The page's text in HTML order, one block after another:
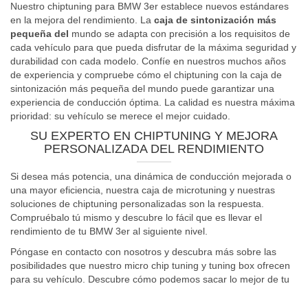
Nuestro chiptuning para BMW 3er establece nuevos estándares
en la mejora del rendimiento. La caja de sintonización más
pequeña del mundo se adapta con precisión a los requisitos de
cada vehículo para que pueda disfrutar de la máxima seguridad y
durabilidad con cada modelo. Confíe en nuestros muchos años
de experiencia y compruebe cómo el chiptuning con la caja de
sintonización más pequeña del mundo puede garantizar una
experiencia de conducción óptima. La calidad es nuestra máxima
prioridad: su vehículo se merece el mejor cuidado.
SU EXPERTO EN CHIPTUNING Y MEJORA
PERSONALIZADA DEL RENDIMIENTO
Si desea más potencia, una dinámica de conducción mejorada o
una mayor eficiencia, nuestra caja de microtuning y nuestras
soluciones de chiptuning personalizadas son la respuesta.
Compruébalo tú mismo y descubre lo fácil que es llevar el
rendimiento de tu BMW 3er al siguiente nivel.
Póngase en contacto con nosotros y descubra más sobre las
posibilidades que nuestro micro chip tuning y tuning box ofrecen
para su vehículo. Descubre cómo podemos sacar lo mejor de tu